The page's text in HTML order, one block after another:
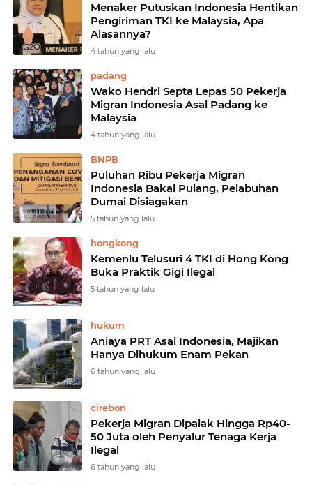
Menaker Putuskan Indonesia Hentikan
Pengiriman TKI ke Malaysia, Apa
Alasannya?
4 tahun yang lalu
padang
Wako Hendri Septa Lepas 50 Pekerja
Migran Indonesia Asal Padang ke
Malaysia
4 tahun yang lalu
BNPB
Puluhan Ribu Pekerja Migran
Indonesia Bakal Pulang, Pelabuhan
Dumai Disiagakan
5 tahun yang lalu
hongkong
Kemenlu Telusuri 4 TKI di Hong Kong
Buka Praktik Gigi Ilegal
5 tahun yang lalu
hukum
Aniaya PRT Asal Indonesia, Majikan
Hanya Dihukum Enam Pekan
6 tahun yang lalu
cirebon
Pekerja Migran Dipalak Hingga Rp40-
50 Juta oleh Penyalur Tenaga Kerja
Ilegal
6 tahun yang lalu